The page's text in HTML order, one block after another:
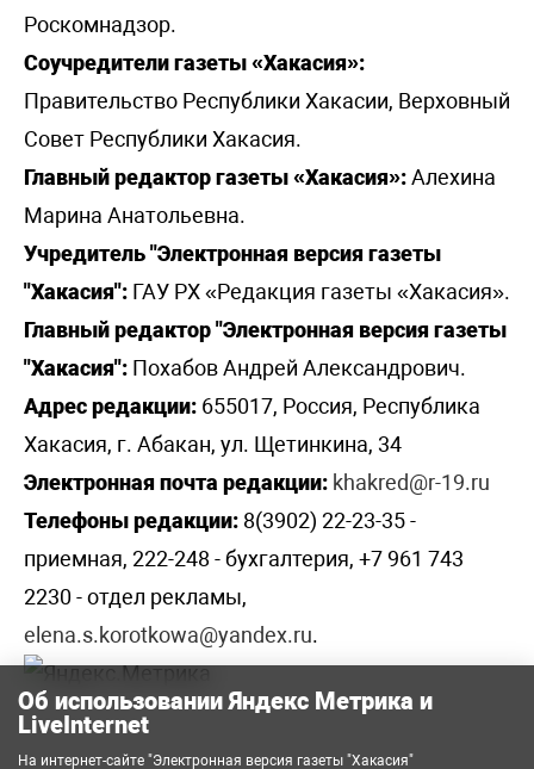
Роскомнадзор.
Соучредители газеты «Хакасия»:
Правительство Республики Хакасии, Верховный
Совет Республики Хакасия.
Главный редактор газеты «Хакасия»:Алехина
Марина Анатольевна.
Учредитель "Электронная версия газеты
"Хакасия": ГАУ РХ «Редакция газеты «Хакасия».
Главный редактор "Электронная версия газеты
"Хакасия": Похабов Андрей Александрович.
Адрес редакции: 655017, Россия, Республика
Хакасия, г. Абакан, ул. Щетинкина, 34
Электронная почта редакции: khakred@r-19.ru
Телефоны редакции: 8(3902) 22-23-35 -
приемная, 222-248 - бухгалтерия, +7 961 743
2230 - отдел рекламы,
elena.s.korotkowa@yandex.ru.
Об использовании Яндекс Метрика и
LiveInternet
На интернет-сайте "Электронная версия газеты "Хакасия"